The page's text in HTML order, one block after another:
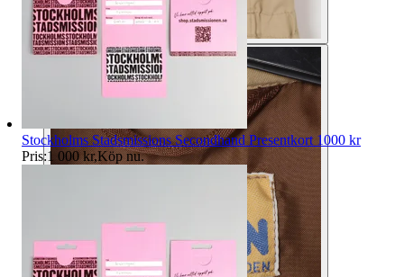
Stockholms Stadsmissions Secondhand Presentkort 1000 kr
Pris:1 000 kr,Köp nu.